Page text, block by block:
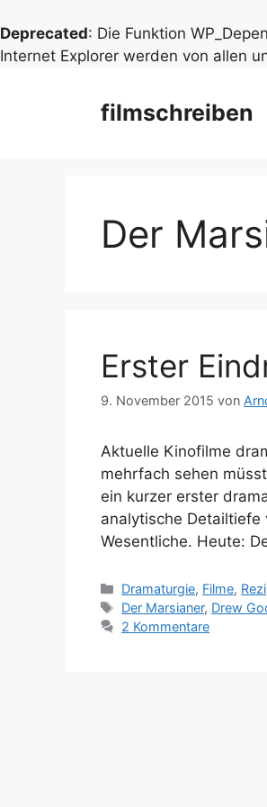
Deprecated: Die Funktion
Internet Explorer werden von allen
filmschreiben
Der
Erster
9. November 2015 von
Aktuelle Kinofilme
mehrfach sehen
ein kurzer erster
analytische Detailtiefe
Wesentliche. Heute:
Kategorien
Dramaturgie, Filme,
Schlagwörter
Der Marsianer, Drew
2 Kommentare